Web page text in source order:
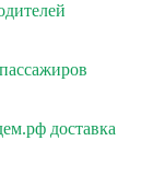
доставка